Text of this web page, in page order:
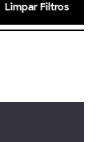
Limpar Filtros